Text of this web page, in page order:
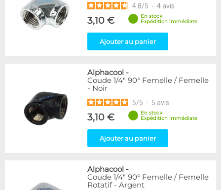
4.8/5 - 4 avis
3,10 €
En stock
Expédition immédiate
Ajouter au panier
Alphacool -
Coude 1/4" 90° Femelle / Femelle
- Noir
5/5 - 5 avis
3,10 €
En stock
Expédition immédiate
Ajouter au panier
Alphacool -
Coude 1/4" 90° Femelle / Femelle
Rotatif - Argent